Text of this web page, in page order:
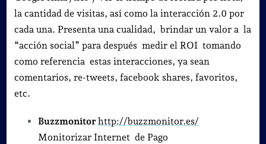
la cantidad de visitas, así como la interacción 2.0 por
cada una. Presenta una cualidad, brindar un valor a la
“acción social” para después medir el ROI tomando
como referencia estas interacciones, ya sean
comentarios, re-tweets, facebook shares, favoritos,
etc.
Buzzmonitorhttp://buzzmonitor.es/
Monitorizar Internet de Pago